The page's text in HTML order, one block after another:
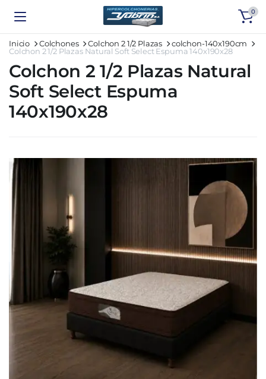
0
Inicio Colchones Colchon 2 1/2 Plazas
colchon-140x190cm
Colchon 2 1/2 Plazas Natural Soft Select Espuma 140x190x28
Colchon 2 1/2 Plazas Natural
Soft Select Espuma
140x190x28